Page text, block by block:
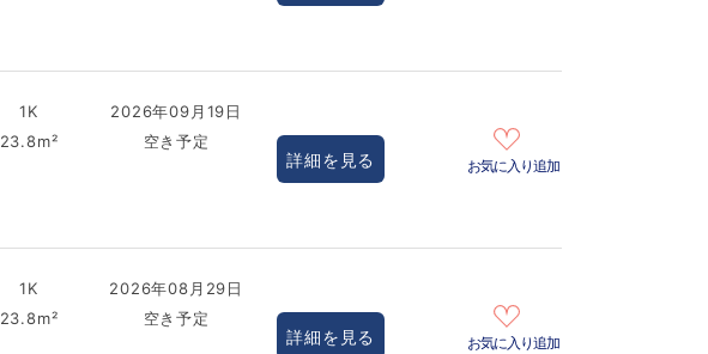
1K
23.8m²
2026年09月19日
空き予定
詳細を見る お気に入り追加
1K
23.8m²
2026年08月29日
空き予定
詳細を見る お気に入り追加